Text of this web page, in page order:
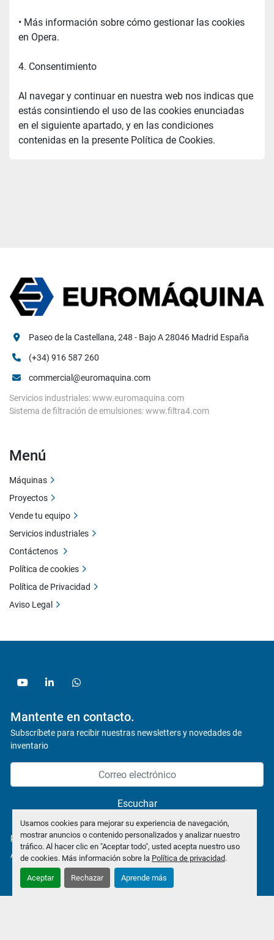
Usamos cookies para mejorar su experiencia de navegación,
mostrar anuncios o contenido personalizados y analizar nuestro
tráfico. Al hacer clic en "Aceptar todo", usted acepta nuestro uso
de cookies. Más información sobre la Política de privacidad.
Aceptar Rechazar Aprende más
• Más información sobre cómo gestionar las cookies
en Opera.
4. Consentimiento
Al navegar y continuar en nuestra web nos indicas que
estás consintiendo el uso de las cookies enunciadas
en el siguiente apartado, y en las condiciones
contenidas en la presente Política de Cookies.
youtubelinkedinwhatsapp
Mantente en contacto.
Subscríbete para recibir nuestras newsletters y novedades de
inventario
Escuchar
política de privacidad
Administrar cookies
Paseo de la Castellana, 248 - Bajo A 28046 Madrid España
(+34) 916 587 260
commercial@euromaquina.com
Servicios industriales: www.euromaquina.com
Sistema de filtración de emulsiones: www.filtra4.com
Menú
Máquinas
Proyectos
Vende tu equipo
Servicios industriales
Contáctenos
Política de cookies
Política de Privacidad
Aviso Legal